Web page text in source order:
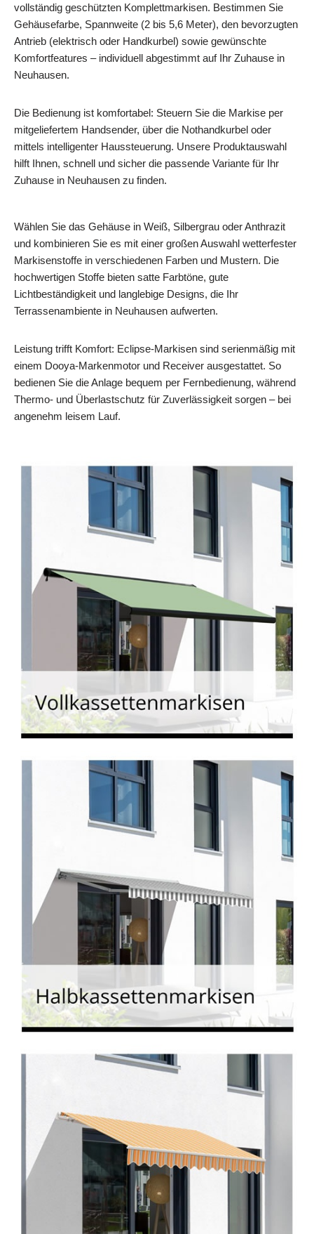
vollständig geschützten Komplettmarkisen. Bestimmen Sie
Gehäusefarbe, Spannweite (2 bis 5,6 Meter), den bevorzugten
Antrieb (elektrisch oder Handkurbel) sowie gewünschte
Komfortfeatures – individuell abgestimmt auf Ihr Zuhause in
Neuhausen.
Die Bedienung ist komfortabel: Steuern Sie die Markise per
mitgeliefertem Handsender, über die Nothandkurbel oder
mittels intelligenter Haussteuerung. Unsere Produktauswahl
hilft Ihnen, schnell und sicher die passende Variante für Ihr
Zuhause in Neuhausen zu finden.
Wählen Sie das Gehäuse in Weiß, Silbergrau oder Anthrazit
und kombinieren Sie es mit einer großen Auswahl wetterfester
Markisenstoffe in verschiedenen Farben und Mustern. Die
hochwertigen Stoffe bieten satte Farbtöne, gute
Lichtbeständigkeit und langlebige Designs, die Ihr
Terrassenambiente in Neuhausen aufwerten.
Leistung trifft Komfort: Eclipse-Markisen sind serienmäßig mit
einem Dooya-Markenmotor und Receiver ausgestattet. So
bedienen Sie die Anlage bequem per Fernbedienung, während
Thermo- und Überlastschutz für Zuverlässigkeit sorgen – bei
angenehm leisem Lauf.